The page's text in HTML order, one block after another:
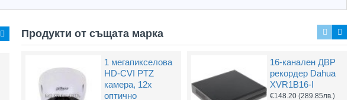
2MP Dahua
HAC-
HFW1200CL-IL-
A-0360, 3.6mm
2MP Dahua
HAC-
HFW1200RL-IL-
A-0280B, 2.8mm
Продукти от същата марка
1 мегапикселова
HD-CVI PTZ
камера, 12х
оптично
16-канален ДВР
рекордер Dahua
XVR1B16-I
€148.20 (289.85лв.)